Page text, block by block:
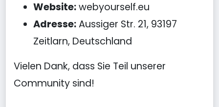
Website:webyourself.eu
Adresse:Aussiger Str. 21, 93197
Zeitlarn, Deutschland
Vielen Dank, dass Sie Teil unserer
Community sind!